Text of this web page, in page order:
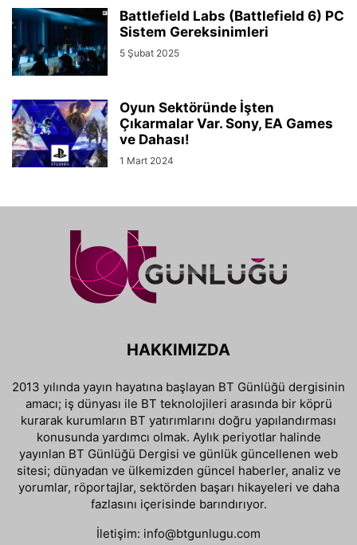
Battlefield Labs (Battlefield 6) PC
Sistem Gereksinimleri
5 Şubat 2025
Oyun Sektöründe İşten
Çıkarmalar Var. Sony, EA Games
ve Dahası!
1 Mart 2024
HAKKIMIZDA
2013 yılında yayın hayatına başlayan BT Günlüğü dergisinin
amacı; iş dünyası ile BT teknolojileri arasında bir köprü
kurarak kurumların BT yatırımlarını doğru yapılandırması
konusunda yardımcı olmak. Aylık periyotlar halinde
yayınlan BT Günlüğü Dergisi ve günlük güncellenen web
sitesi; dünyadan ve ülkemizden güncel haberler, analiz ve
yorumlar, röportajlar, sektörden başarı hikayeleri ve daha
fazlasını içerisinde barındırıyor.
İletişim: info@btgunlugu.com